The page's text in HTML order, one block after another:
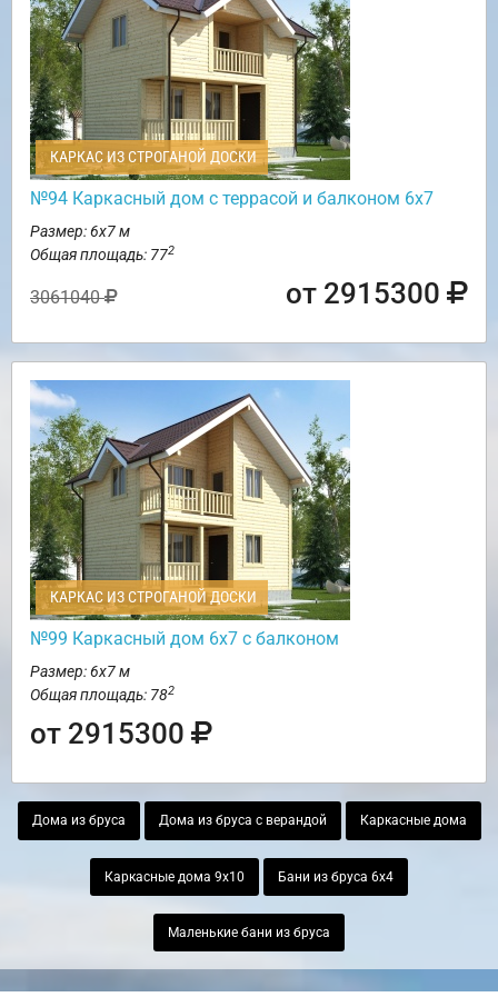
КАРКАС ИЗ СТРОГАНОЙ ДОСКИ
№94 Каркасный дом с террасой и балконом 6х7
Размер: 6х7 м
Общая площадь: 772
3061040 от 2915300
КАРКАС ИЗ СТРОГАНОЙ ДОСКИ
№99 Каркасный дом 6х7 с балконом
Размер: 6х7 м
Общая площадь: 782
от 2915300
Дома из бруса Дома из бруса с верандой Каркасные дома
Каркасные дома 9х10 Бани из бруса 6х4
Маленькие бани из бруса